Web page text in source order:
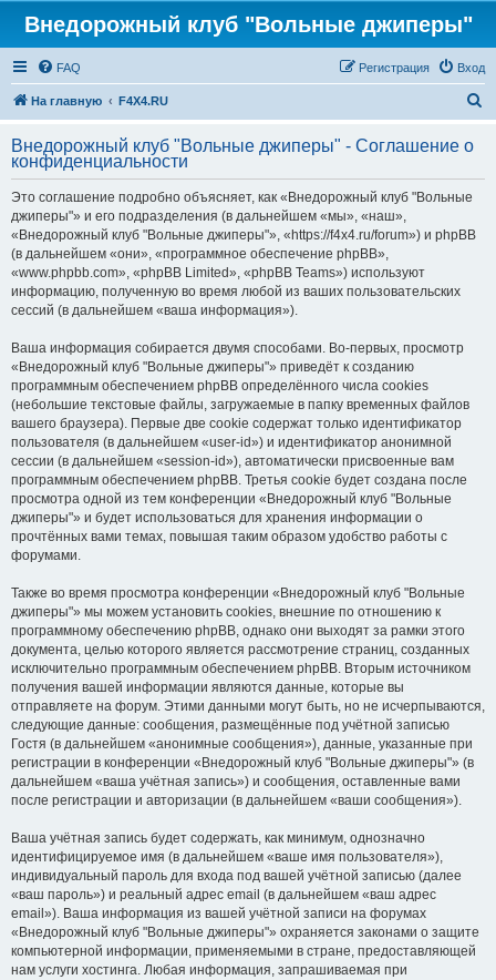
Внедорожный клуб "Вольные джиперы"
FAQ Вход
Регистрация
На главную F4X4.RU
с
Внедорожный клуб "Вольные джиперы" - Соглашение о
конфиденциальности
Это соглашение подробно объясняет, как «Внедорожный клуб "Вольные
джиперы"» и его подразделения (в дальнейшем «мы», «наш»,
«Внедорожный клуб "Вольные джиперы"», «https://f4x4.ru/forum») и phpBB
(в дальнейшем «они», «программное обеспечение phpBB»,
«www.phpbb.com», «phpBB Limited», «phpBB Teams») используют
информацию, полученную во время любой из ваших пользовательских
сессий (в дальнейшем «ваша информация»).
Ваша информация собирается двумя способами. Во-первых, просмотр
«Внедорожный клуб "Вольные джиперы"» приведёт к созданию
программным обеспечением phpBB определённого числа cookies
(небольшие текстовые файлы, загружаемые в папку временных файлов
вашего браузера). Первые две cookie содержат только идентификатор
пользователя (в дальнейшем «user-id») и идентификатор анонимной
сессии (в дальнейшем «session-id»), автоматически присвоенные вам
программным обеспечением phpBB. Третья cookie будет создана после
просмотра одной из тем конференции «Внедорожный клуб "Вольные
джиперы"» и будет использоваться для хранения информации о
прочтённых вами темах, повышая таким образом удобство работы с
форумами.
Также во время просмотра конференции «Внедорожный клуб "Вольные
джиперы"» мы можем установить cookies, внешние по отношению к
программному обеспечению phpBB, однако они выходят за рамки этого
документа, целью которого является рассмотрение страниц, созданных
исключительно программным обеспечением phpBB. Вторым источником
получения вашей информации являются данные, которые вы
отправляете на форум. Этими данными могут быть, но не исчерпываются,
следующие данные: сообщения, размещённые под учётной записью
Гостя (в дальнейшем «анонимные сообщения»), данные, указанные при
регистрации в конференции «Внедорожный клуб "Вольные джиперы"» (в
дальнейшем «ваша учётная запись») и сообщения, оставленные вами
после регистрации и авторизации (в дальнейшем «ваши сообщения»).
Ваша учётная запись будет содержать, как минимум, однозначно
идентифицируемое имя (в дальнейшем «ваше имя пользователя»),
индивидуальный пароль для входа под вашей учётной записью (далее
«ваш пароль») и реальный адрес email (в дальнейшем «ваш адрес
email»). Ваша информация из вашей учётной записи на форумах
«Внедорожный клуб "Вольные джиперы"» охраняется законами о защите
компьютерной информации, применяемыми в стране, предоставляющей
нам услуги хостинга. Любая информация, запрашиваемая при